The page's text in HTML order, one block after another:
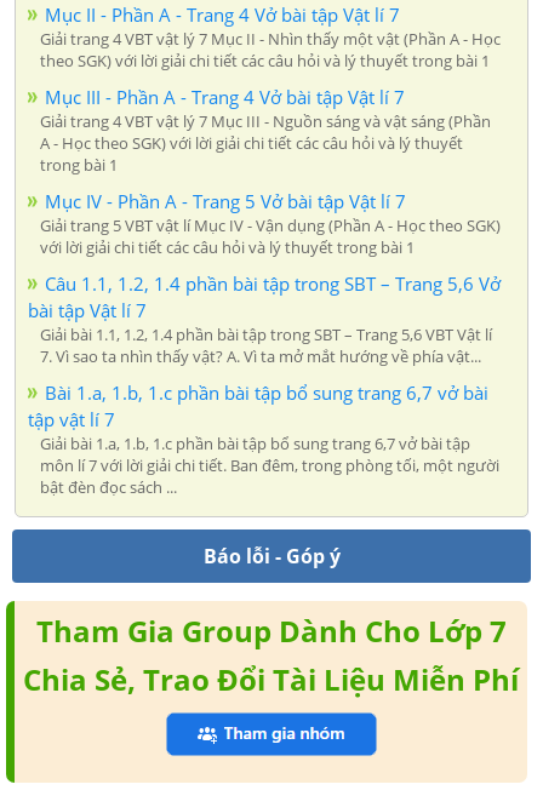
Mục II - Phần A - Trang 4 Vở bài tập Vật lí 7
Giải trang 4 VBT vật lý 7 Mục II - Nhìn thấy một vật (Phần A - Học
theo SGK) với lời giải chi tiết các câu hỏi và lý thuyết trong bài 1
Mục III - Phần A - Trang 4 Vở bài tập Vật lí 7
Giải trang 4 VBT vật lý 7 Mục III - Nguồn sáng và vật sáng (Phần
A - Học theo SGK) với lời giải chi tiết các câu hỏi và lý thuyết
trong bài 1
Mục IV - Phần A - Trang 5 Vở bài tập Vật lí 7
Giải trang 5 VBT vật lí Mục IV - Vận dụng (Phần A - Học theo SGK)
với lời giải chi tiết các câu hỏi và lý thuyết trong bài 1
Câu 1.1, 1.2, 1.4 phần bài tập trong SBT – Trang 5,6 Vở
bài tập Vật lí 7
Giải bài 1.1, 1.2, 1.4 phần bài tập trong SBT – Trang 5,6 VBT Vật lí
7. Vì sao ta nhìn thấy vật? A. Vì ta mở mắt hướng về phía vật...
Bài 1.a, 1.b, 1.c phần bài tập bổ sung trang 6,7 vở bài
tập vật lí 7
Giải bài 1.a, 1.b, 1.c phần bài tập bổ sung trang 6,7 vở bài tập
môn lí 7 với lời giải chi tiết. Ban đêm, trong phòng tối, một người
bật đèn đọc sách ...
Báo lỗi - Góp ý
Tham Gia Group Dành Cho Lớp 7
Chia Sẻ, Trao Đổi Tài Liệu Miễn Phí